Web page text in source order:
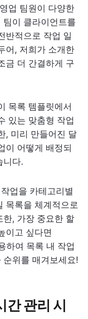
영업 팀원이 다양한
이 클라이언트를
반적으로 작업 일
어, 저희가 소개한
금 더 간결하게 구
목록 템플릿에서
있는 맞춤형 작업
, 미리 만들어진 달
이 어떻게 배정되
니다.
업을 카테고리별
목록을 체계적으로
한, 가장 중요한 할
이고 싶다면
하여 목록 내 작업
위를 매겨보세요!
관리 시